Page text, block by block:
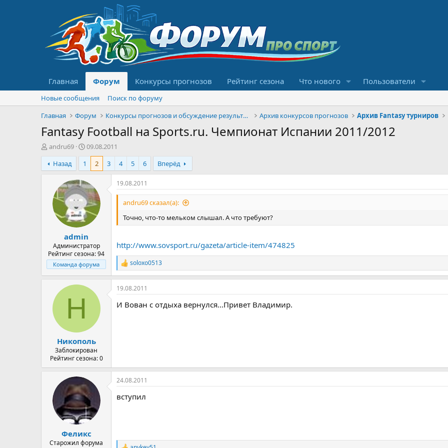
Главная Форум Конкурсы прогнозов Рейтинг сезона Что нового Пользователи
Новые сообщения
Поиск по форуму
Главная
Форум Конкурсы прогнозов и обсуждение результатов Архив конкурсов прогнозов Архив Fantasy турниров
Fantasy Football на Sports.ru. Чемпионат Испании 2011/2012
А
в
т
о
м
andru69
Д
а
а
н
а
ч
а
л
а
09.08.2011
Назад
1 2 3 4 5 6 Вперёд
admin
Администратор
Рейтинг сезона: 94
Команда форума
19.08.2011
andru69 сказал(а):
Точно, что-то мельком слышал. А что требуют?
http://www.sovsport.ru/gazeta/article-item/474825
Р
е
а
к
и
soloxo0513
Н
Никополь
Заблокирован
Рейтинг сезона: 0
19.08.2011
И Вован с отдыха вернулся...Привет Владимир.
Феликс
Старожил форума
24.08.2011
вступил